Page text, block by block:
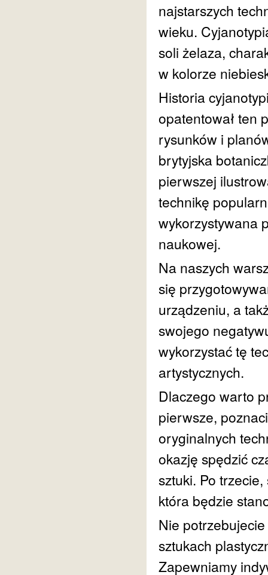
najstarszych
wieku.
soli żelaza,
w kolorze
Historia
opatentował ten
rysunków i
brytyjska
pierwszej
technikę
wykorzystywana
naukowej.
Na naszych
się
urządzeniu, a
swojego
wykorzystać tę
artystycznych.
Dlaczego warto
pierwsze,
oryginalnych
okazję spędzić
sztuki. Po
która będzie
Nie
sztukach
Zapewniamy